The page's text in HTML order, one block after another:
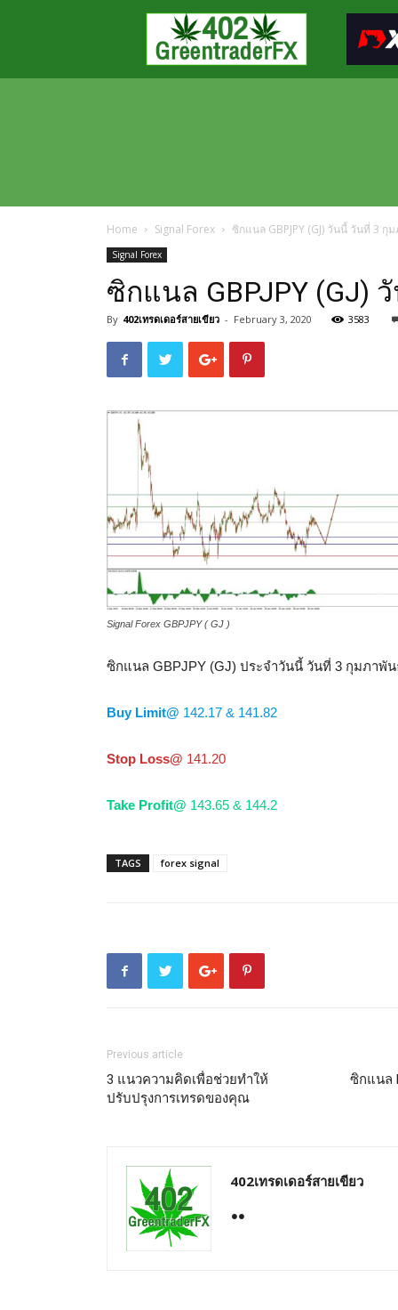
Greentraderfx
ความ
FOREX
Home Signal Forex ซิกแนล GBPJPY (GJ) วันนี้ วันที่ 3 กุ
Signal Forex
ซิกแนล GBPJPY (GJ)
By 402เทรดเดอร์สายเขียว - February 3, 2020 3583
Signal Forex GBPJPY ( GJ )
ซิกแนล GBPJPY (GJ) ประจำวันนี้ วันที่ 3 กุมภาพัน
Buy Limit@ 142.17 & 141.82
Stop Loss@ 141.20
Take Profit@ 143.65 & 144.2
TAGS forex signal
Previous article
3 แนวความคิดเพื่อช่วยทำให้
ปรับปรุงการเทรดของคุณ
ซิกแนล
402เทรดเดอร์สายเขียว